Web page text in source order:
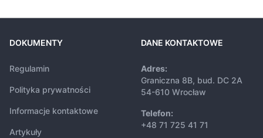
DOKUMENTY
Regulamin
Polityka prywatności
Informacje kontaktowe
Artykuły
DANE KONTAKTOWE
Adres:
Graniczna 8B, bud. DC 2A
54-610 Wrocław
Telefon:
+48 71 725 41 71